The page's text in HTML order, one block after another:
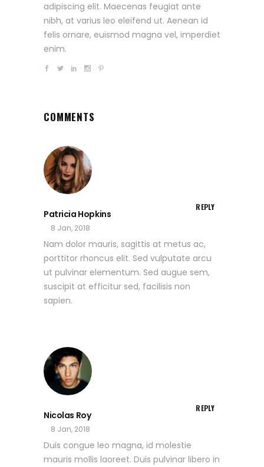
adipiscing elit. Maecenas feugiat ante
nibh, at varius leo eleifend ut. Aenean id
felis ornare, euismod magna vel, imperdiet
enim.
COMMENTS
REPLY
Patricia Hopkins
8 Jan, 2018
Nam dolor mauris, sagittis at metus ac,
porttitor rhoncus elit. Sed vulputate arcu
ut pulvinar elementum. Sed augue sem,
suscipit at efficitur sed, facilisis non
sapien.
REPLY
Nicolas Roy
8 Jan, 2018
Duis congue leo magna, id molestie
mauris mollis laoreet. Duis pulvinar libero in